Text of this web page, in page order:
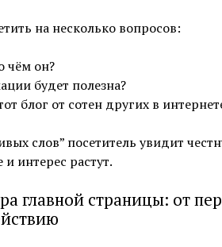
на несколько вопросов:
чём он?
будет полезна?
блог от сотен других в
слов” посетитель увидит
интерес растут.
главной страницы: от